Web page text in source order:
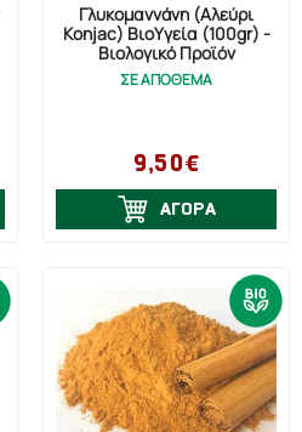
Γλυκομαννάνη (Αλεύρι
Konjac) ΒιοΥγεία (100gr) -
Βιολογικό Προϊόν
ΣΕ ΑΠΟΘΕΜΑ
9,50€
ΑΓΟΡΑ